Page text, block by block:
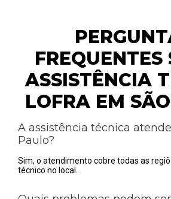
FREQUENTES
ASSISTÊNCIA
LOFRA EM
A assistência técnica
Paulo?
Sim, o atendimento cobre todas as
técnico no local.